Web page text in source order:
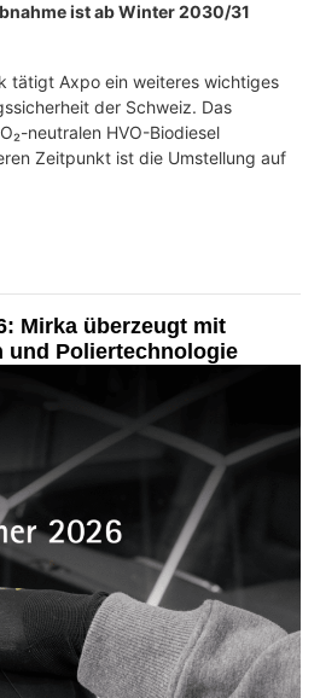
ist ab Winter 2030/31
tätigt Axpo ein weiteres wichtiges
der Schweiz. Das
neutralen HVO-Biodiesel
Zeitpunkt ist die Umstellung auf
Mirka überzeugt mit
und Poliertechnologie